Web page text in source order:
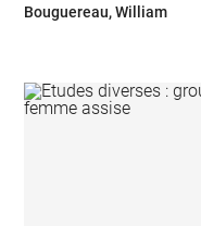
Bouguereau, William